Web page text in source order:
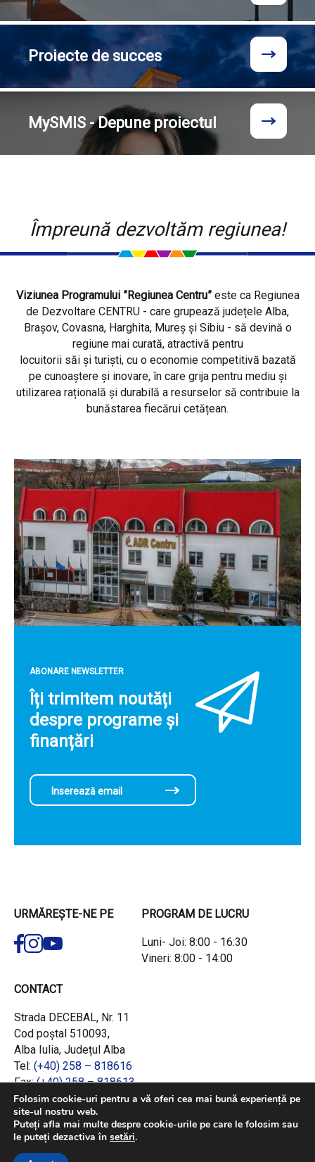
Proiecte de succes
MySMIS - Depune proiectul
Împreună dezvoltăm regiunea!
Viziunea Programului ”Regiunea Centru”este ca Regiunea
de Dezvoltare CENTRU - care grupează județele Alba,
Brașov, Covasna, Harghita, Mureș și Sibiu - să devină o
regiune mai curată, atractivă pentru
locuitorii săi și turiști, cu o economie competitivă bazată
pe cunoaștere și inovare, în care grija pentru mediu și
utilizarea rațională și durabilă a resurselor să contribuie la
bunăstarea fiecărui cetățean.
ABONARE NEWSLETTER
Îți trimitem noutăți
despre programe și
finanțări
URMĂREȘTE-NE PE PROGRAM DE LUCRU
Luni- Joi: 8:00 - 16:30
Vineri: 8:00 - 14:00
CONTACT
Strada DECEBAL, Nr. 11
Cod poștal 510093,
Alba Iulia, Județul Alba
Tel: (+40) 258 – 818616
Fax:(+40) 258 – 818613
Email:office@adrcentru.ro
LINK-URI RAPIDE
Folosim cookie-uri pentru a vă oferi cea mai bună experiență pe
site-ul nostru web.
Puteți afla mai multe despre cookie-urile pe care le folosim sau
le puteți dezactiva în setări.